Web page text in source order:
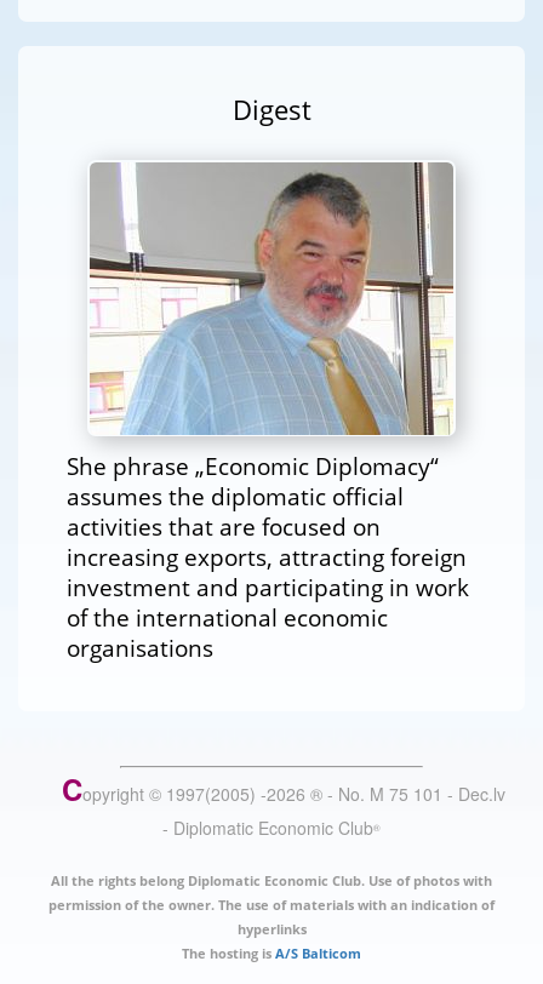
Digest
She phrase „Economic Diplomacy“
assumes the diplomatic official
activities that are focused on
increasing exports, attracting foreign
investment and participating in work
of the international economic
organisations
Copyright © 1997(2005) -2026 ® - No. M 75 101 - Dec.lv
- Diplomatic Economic Club®
All the rights belong Diplomatic Economic Club. Use of photos with
permission of the owner. The use of materials with an indication of
hyperlinks
The hosting is A/S Balticom